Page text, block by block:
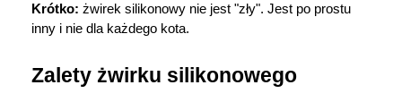
Krótko: żwirek silikonowy nie jest "zły". Jest po prostu
inny i nie dla każdego kota.
Zalety żwirku silikonowego